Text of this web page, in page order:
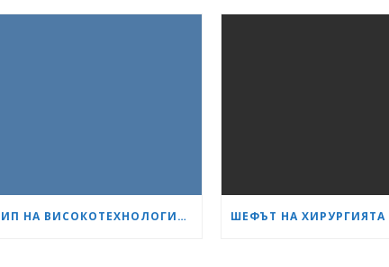
ЕКИП НА ВИСОКОТЕХНОЛОГИЧНИЯ БОЛНИЧЕН КОМПЛЕКС „СЪРЦЕ И МОЗЪК“ – ПЛЕВЕН ИЗВЪРШИ ЕДНА ОТ НАЙ-СЛОЖНИТЕ ОПЕРАЦИИ В ОНКОЛОГИЧНАТА ХИРУРГИЯ